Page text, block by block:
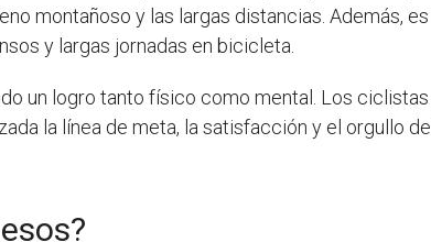
montañoso y las largas distancias. Además,
y largas jornadas en bicicleta.
un logro tanto físico como mental. Los
la línea de meta, la satisfacción y el orgullo